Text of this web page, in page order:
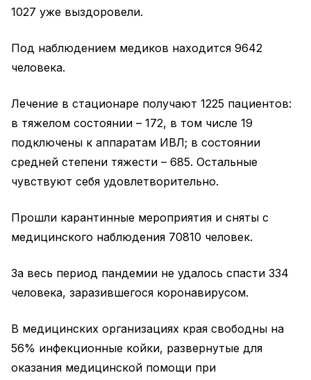
1027 уже выздоровели.
Под наблюдением медиков находится 9642
человека.
Лечение в стационаре получают 1225 пациентов:
в тяжелом состоянии – 172, в том числе 19
подключены к аппаратам ИВЛ; в состоянии
средней степени тяжести – 685. Остальные
чувствуют себя удовлетворительно.
Прошли карантинные мероприятия и сняты с
медицинского наблюдения 70810 человек.
За весь период пандемии не удалось спасти 334
человека, заразившегося коронавирусом.
В медицинских организациях края свободны на
56% инфекционные койки, развернутые для
оказания медицинской помощи при